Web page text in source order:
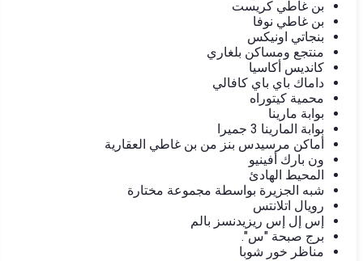
بن غاطي كريست
بن غاطي نوفا
بنجاتي اونيكس
منتجع ومساكن بلغاري
كانديس أكاسيا
داماك باي باي كافالي
محمية كيتوراه
بوابة مارينا
بوابة المارينا 3 جميرا
أماكن مرسيدس بنز من بن غاطي العقارية
ون بارك أفينيو
المحيط الهادئ
شبه الجزيرة بواسطة مجموعة مختارة
رويال اتلانتس
إس إل إس ريزيدنسز بالم
برج صبحة "س".
مناظر خور شوبا